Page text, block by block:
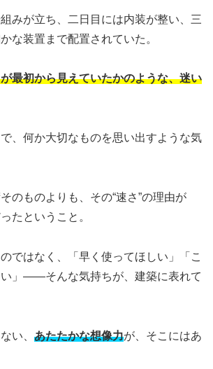
みが立ち、二日目には内装が整い、三
な装置まで配置されていた。
最初から見えていたかのような、迷い
、何か大切なものを思い出すような気
のものよりも、その“速さ”の理由が
たということ。
ではなく、「早く使ってほしい」「こ
い」——そんな気持ちが、建築に表れて
い、 あたたかな想像力が、そこにはあ